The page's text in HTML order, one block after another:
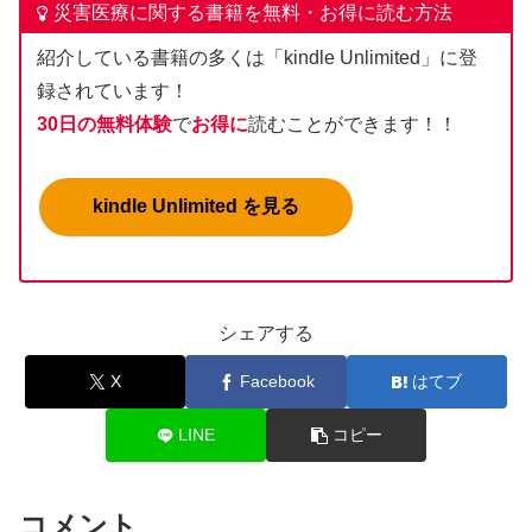
災害医療に関する書籍を無料・お得に読む方法
紹介している書籍の多くは「kindle Unlimited」に登
録されています！
30日の無料体験でお得に読むことができます！！
kindle Unlimited を見る
シェアする
X Facebook はてブ
LINE コピー